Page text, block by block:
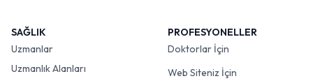
SAĞLIK
Uzmanlar
Uzmanlık Alanları
PROFESYONELLER
Doktorlar İçin
Web Siteniz İçin